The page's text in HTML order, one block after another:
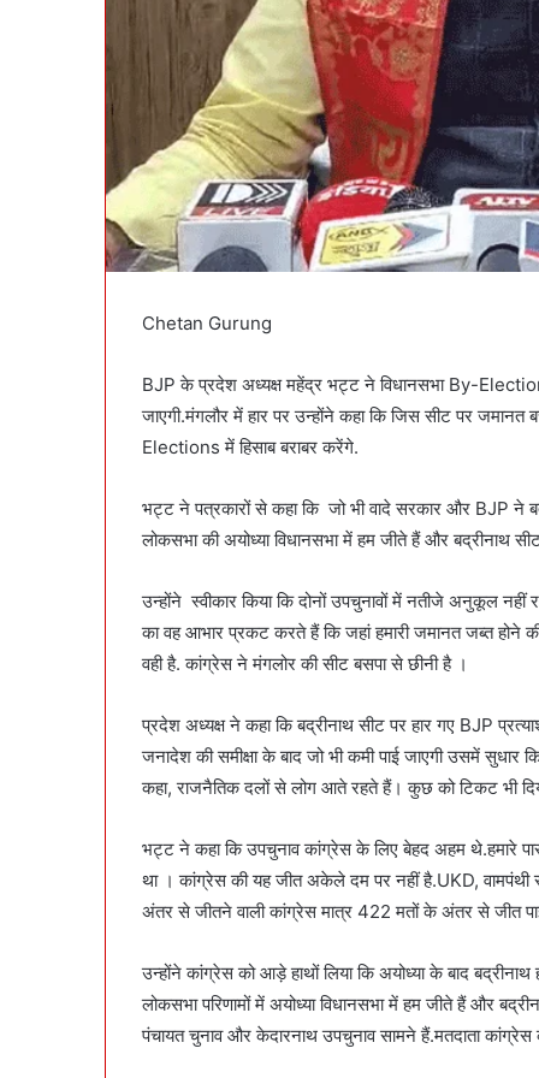
Chetan Gurung
BJP के प्रदेश अध्यक्ष महेंद्र भट्ट ने विधानसभा By-
जाएगी.मंगलौर में हार पर उन्होंने कहा कि जिस सीट पर जमानत
Elections में हिसाब बराबर करेंगे.
भट्ट ने पत्रकारों से कहा कि जो भी वादे सरकार और BJP ने
लोकसभा की अयोध्या विधानसभा में हम जीते हैं और बद्रीनाथ
उन्होंने स्वीकार किया कि दोनों उपचुनावों में नतीजे अनुकूल नहीं
का वह आभार प्रकट करते हैं कि जहां हमारी जमानत जब्त होने की
वही है. कांग्रेस ने मंगलोर की सीट बसपा से छीनी है ।
प्रदेश अध्यक्ष ने कहा कि बद्रीनाथ सीट पर हार गए BJP
जनादेश की समीक्षा के बाद जो भी कमी पाई जाएगी उसमें सुधार
कहा, राजनैतिक दलों से लोग आते रहते हैं। कुछ को टिकट भी
भट्ट ने कहा कि उपचुनाव कांग्रेस के लिए बेहद अहम थे.हमारे
था । कांग्रेस की यह जीत अकेले दम पर नहीं है.UKD,
अंतर से जीतने वाली कांग्रेस मात्र 422 मतों के अंतर से जीत
उन्होंने कांग्रेस को आड़े हाथों लिया कि अयोध्या के बाद
लोकसभा परिणामों में अयोध्या विधानसभा में हम जीते हैं और
पंचायत चुनाव और केदारनाथ उपचुनाव सामने हैं.मतदाता कांग्रेस